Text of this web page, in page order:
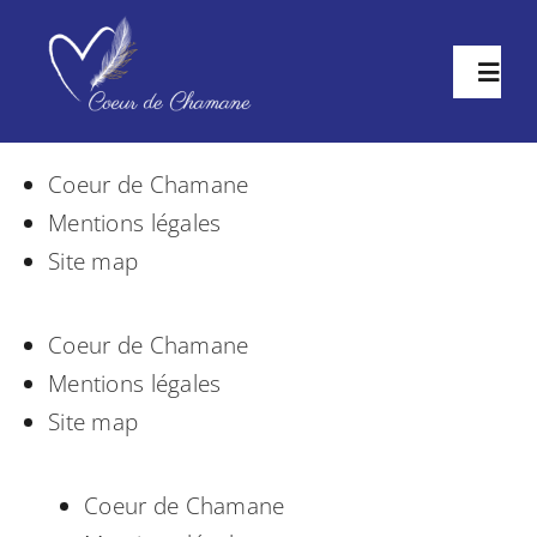
content
Mes soins
Qui suis-je ?
Contact
Coeur de Chamane
Mentions légales
Site map
Coeur de Chamane
Mentions légales
Site map
Coeur de Chamane